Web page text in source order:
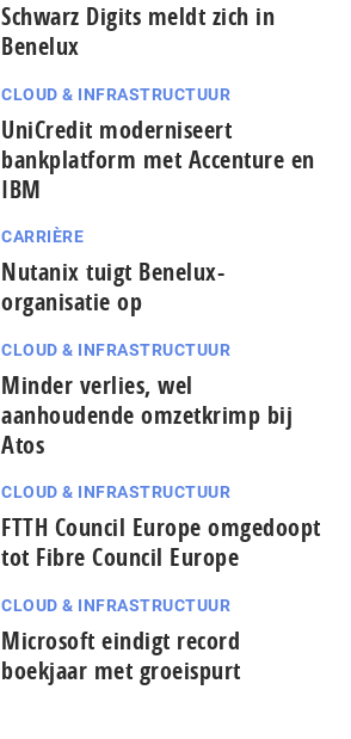
Schwarz Digits meldt zich in
Benelux
CLOUD & INFRASTRUCTUUR
UniCredit moderniseert
bankplatform met Accenture en
IBM
CARRIÈRE
Nutanix tuigt Benelux-
organisatie op
CLOUD & INFRASTRUCTUUR
Minder verlies, wel
aanhoudende omzetkrimp bij
Atos
CLOUD & INFRASTRUCTUUR
FTTH Council Europe omgedoopt
tot Fibre Council Europe
CLOUD & INFRASTRUCTUUR
Microsoft eindigt record
boekjaar met groeispurt